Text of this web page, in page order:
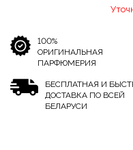
100%
ОРИГИНАЛЬНАЯ
ПАРФЮМЕРИЯ
БЕСПЛАТНАЯ И
ДОСТАВКА ПО ВСЕЙ
БЕЛАРУСИ